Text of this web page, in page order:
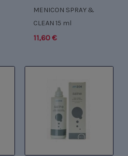
MENICON SPRAY &
CLEAN 15 ml
11,60 €